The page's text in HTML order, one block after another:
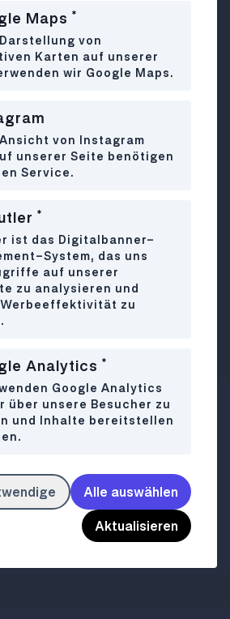
Lokal mit viel Stil und
Frühstück bis Dinner
in den 7. Bezirk
Hipster, die man dort
Liebe sowie zahlreichen
und
gestaltet und zieht
mit seinen
instaworthy und ganz
der Innenräume. Von
kann man fein essen
genießen, die Stimmung
beim Leute beobachten
wird’s nie fad. Foto: (c)
Burggasse 51
Mo-So 08:00-00:00
adlerhof.wien
Maps *
von
Karten auf unserer
wir Google Maps.
von Instagram
unserer Seite benötigen
Service.
*
ist das Digitalbanner-
System, das uns
auf unserer
zu analysieren und
zu
Analytics *
Google Analytics
über unsere Besucher zu
und Inhalte bereitstellen
Alle auswählen
Aktualisieren